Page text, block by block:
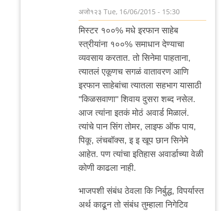
अजो१२३ Tue, 16/06/2015 - 15:30
In
reply
आमच्या
by
मी
मिस्टर १००% मधे इरफान साहेब
स्त्रीयांना १००% समाधान देण्याचा
व्यवसाय करतात. तो सिनेमा पाहताना,
त्यातलं एकूणच सगळं वातावरण आणि
इरफान साहेबांचा त्यातला सहभाग यासाठी
"किळसवाणा" शिवाय दुसरा शब्द नसेल.
आज त्यांना इतकं मोठं अवार्ड मिळालं.
त्यांचे पान सिंग तोमर, लाइफ ऑफ पाय,
पिकू, लंचबॉक्स, इ इ खूप छान सिनेमे
आहेत. पण त्यांचा इतिहास अवार्डाच्या वेळी
कोणी काढला नाही.
भाजपशी संबंध ठेवला कि निर्बुद्ध, विपर्यास्त
अर्थ काढून तो संबंध तुम्हाला निगेटिव